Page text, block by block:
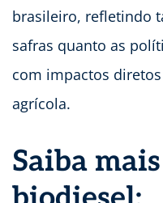
brasileiro, refletindo
safras quanto as
com impactos
agrícola.
Saiba